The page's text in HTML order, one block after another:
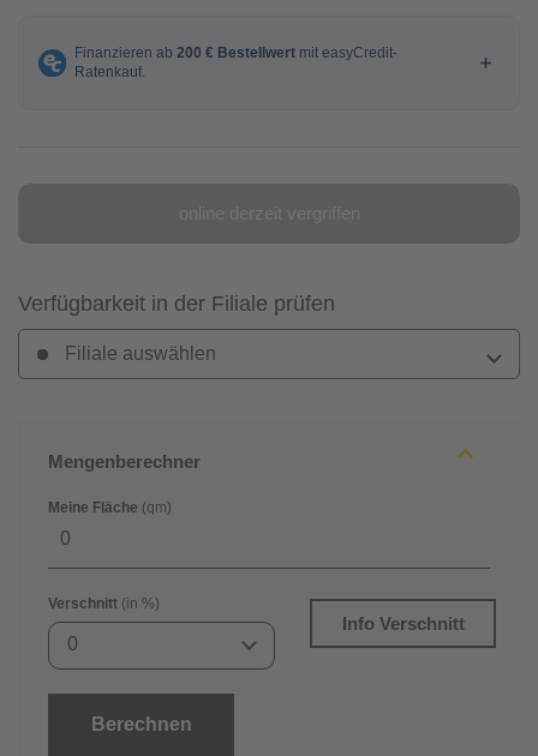
Verfügbarkeit in der Filiale prüfen
Filiale auswählen
Mengenberechner
Meine Fläche (qm)
Verschnitt (in %)
0
Info Verschnitt
Berechnen